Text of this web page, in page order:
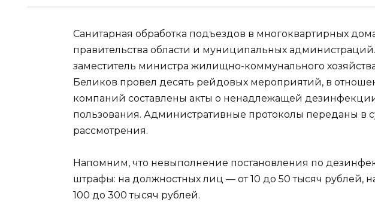
Санитарная обработка подъездов в многоквартирных
правительства области и муниципальных
заместитель министра жилищно-коммунального
Беликов провел десять рейдовых мероприятий, в
компаний составлены акты о ненадлежащей
пользования. Административные протоколы переданы в
рассмотрения.
Напомним, что невыполнение постановления по
штрафы: на должностных лиц — от 10 до 50 тысяч рублей,
100 до 300 тысяч рублей.